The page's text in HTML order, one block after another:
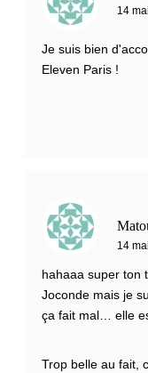
14
Je suis bien
Eleven Paris !
14
hahaaa super ton
Joconde mais je
ça fait mal… elle
Trop belle au fait,